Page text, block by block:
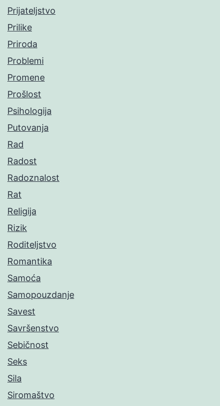
Prijateljstvo
Prilike
Priroda
Problemi
Promene
Prošlost
Psihologija
Putovanja
Rad
Radost
Radoznalost
Rat
Religija
Rizik
Roditeljstvo
Romantika
Samoća
Samopouzdanje
Savest
Savršenstvo
Sebičnost
Seks
Sila
Siromaštvo